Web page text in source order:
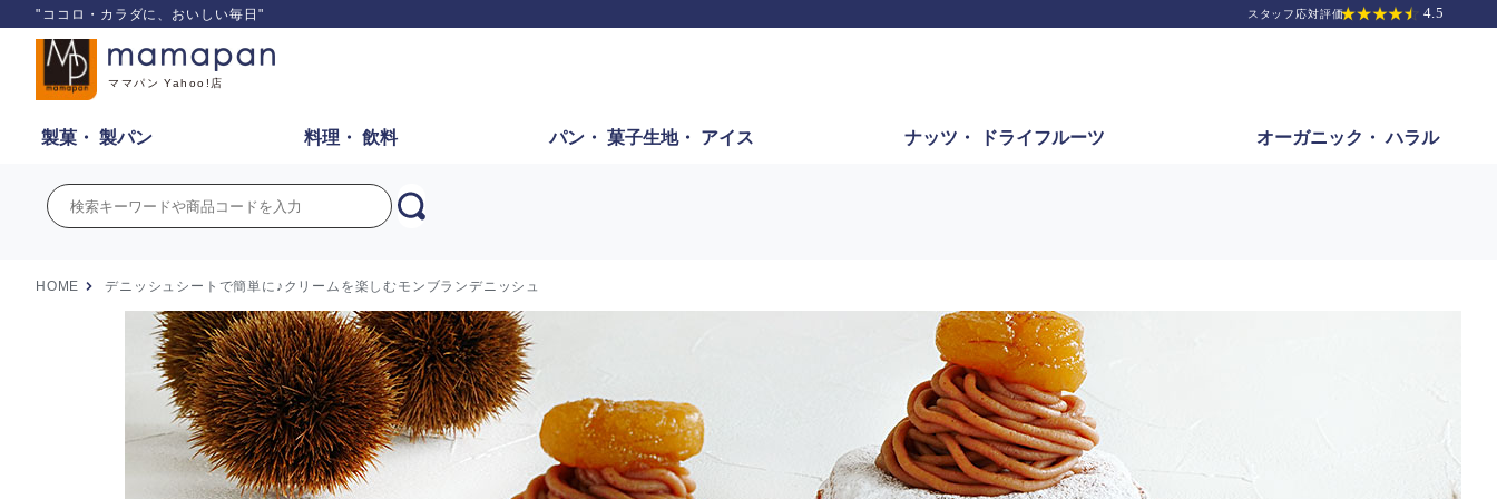
"ココロ・カラダに、おいしい毎日"
ママパン Yahoo!店
製菓・ 製パン 料理・ 飲料 パン・ 菓子生地・ アイス ナッツ・ ドライフルーツ オーガニック・ ハラル
HOME デニッシュシートで簡単に♪クリームを楽しむモンブランデニッシュ